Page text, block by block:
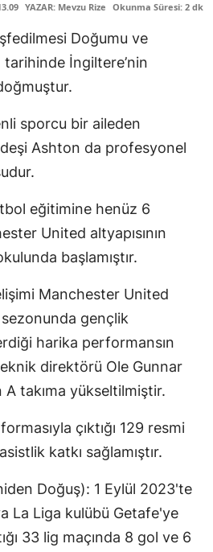
YAZAR: Mevzu Rize Okunma Süresi: 2 dk
Doğumu ve
tarihinde İngiltere’nin
sporcu bir aileden
Ashton da profesyonel
eğitimine henüz 6
United altyapısının
başlamıştır.
Manchester United
gençlik
harika performansın
direktörü Ole Gunnar
A takıma yükseltilmiştir.
çıktığı 129 resmi
katkı sağlamıştır.
Doğuş): 1 Eylül 2023'te
La Liga kulübü Getafe'ye
33 lig maçında 8 gol ve 6